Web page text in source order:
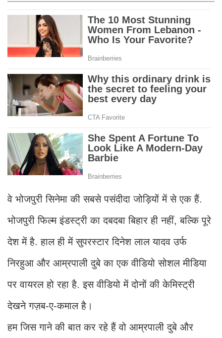
वे भोजपुरी सिनेमा की सबसे पसंदीदा जोड़ियों में से एक हैं.
भोजपुरी फिल्म इंडस्ट्री का दबदबा बिहार ही नहीं, बल्कि पूरे
देश में है. हाल ही में सुपरस्टार दिनेश लाल यादव उर्फ ​​
निरहुआ और आम्रपाली दुबे का एक वीडियो सोशल मीडिया
पर वायरल हो रहा है. इस वीडियो में दोनों की केमिस्ट्री
देखने गज़ब-ए-कमाल है।
हम जिस गाने की बात कर रहे हैं वो आम्रपाली दुबे और